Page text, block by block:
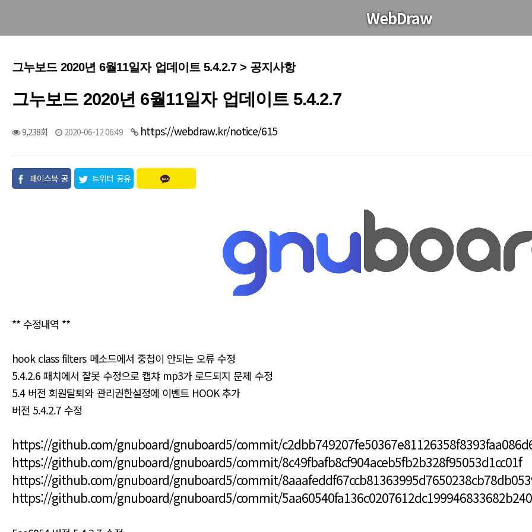
WebDraw
그누보드 2020년 6월11일자 업데이트 5.4.2.7 > 공지사항
그누보드 2020년 6월11일자 업데이트 5.4.2.7
9,238회 2020-06-12 06:49 https://webdraw.kr/notice/615
페이스북 공
트위터 공유
** 수정내역 **
hook class filters 메소드에서 중첩이 안되는 오류 수정
5.4.2.6 패치에서 잘못 수정으로 캡챠 mp3가 로드되지 문제 수정
5.4 버전 회원탈퇴와 관리권한설정에 이벤트 HOOK 추가
버전 5.4.2.7 수정
https://github.com/gnuboard/gnuboard5/commit/
https://github.com/gnuboard/gnuboard5/commit/8c49fbafb8cf904aceb5fb2b328f95053d1cc01f
https://github.com/gnuboard/gnuboard5/commit/
https://github.com/gnuboard/gnuboard5/commit/